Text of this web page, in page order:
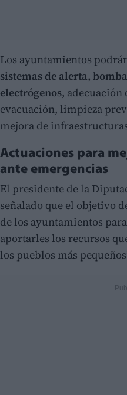
Los ayuntamientos
sistemas de alerta,
electrógenos, adecuación
evacuación, limpieza
mejora de
Actuaciones para
ante emergencias
El presidente de la
señalado que el objetivo
de los ayuntamientos
aportarles los recursos
los pueblos más